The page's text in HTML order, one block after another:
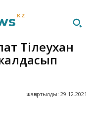
KZ
Тілеухан
жаңартылды: 29.12.2021